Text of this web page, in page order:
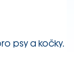
psy a kočky.